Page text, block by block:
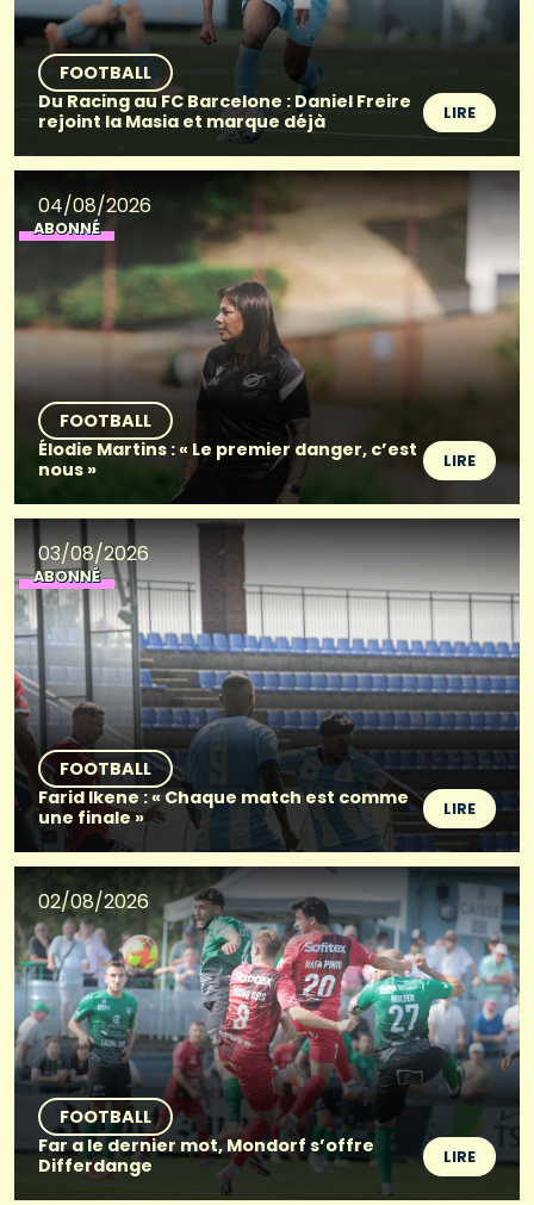
FOOTBALL
Du Racing au FC Barcelone : Daniel Freire
rejoint la Masia et marque déjà
LIRE
04/08/2026
ABONNÉ
FOOTBALL
Élodie Martins : « Le premier danger, c’est
nous »
LIRE
03/08/2026
ABONNÉ
FOOTBALL
Farid Ikene : « Chaque match est comme
une finale »
LIRE
02/08/2026
FOOTBALL
Far a le dernier mot, Mondorf s’offre
Differdange
LIRE